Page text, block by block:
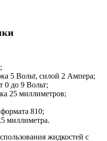
5 Вольт, силой 2 Ампера;
0 до 9 Вольт;
25 миллиметров;
810;
миллиметра.
жидкостей с